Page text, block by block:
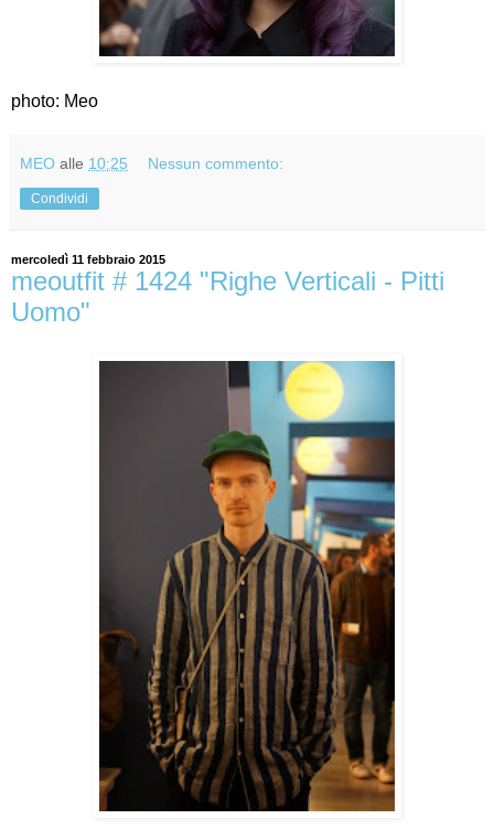
photo: Meo
MEO alle 10:25 Nessun commento:
Condividi
mercoledì 11 febbraio 2015
meoutfit # 1424 "Righe Verticali - Pitti
Uomo"